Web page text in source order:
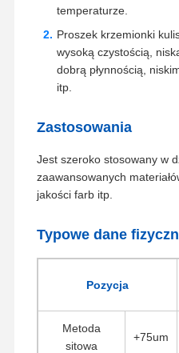
temperaturze.
Proszek krzemionki
wysoką czystością,
dobrą płynnością,
itp.
Zastosowania
Jest szeroko stosowany w
zaawansowanych
jakości farb itp.
Typowe dane
Pozycja
Metoda
sitowa
+75um